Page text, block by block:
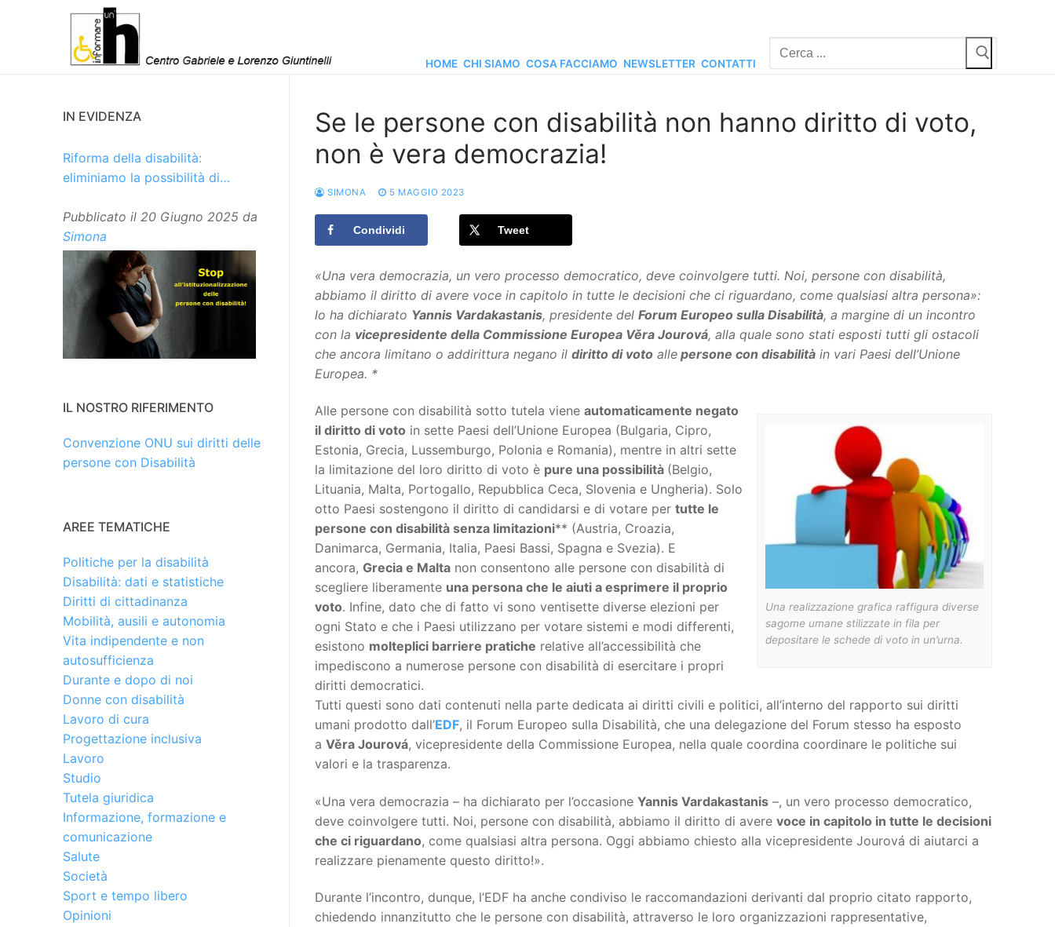
HOME CHI SIAMO COSA FACCIAMO NEWSLETTER CONTATTI
Cerca:
Se le persone con disabilità non hanno diritto di voto,
non è vera democrazia!
SIMONA 5 MAGGIO 2023
Condividi Tweet
«Una vera democrazia, un vero processo democratico, deve coinvolgere tutti. Noi, persone con disabilità,
abbiamo il diritto di avere voce in capitolo in tutte le decisioni che ci riguardano, come qualsiasi altra persona»:
lo ha dichiarato Yannis Vardakastanis, presidente del Forum Europeo sulla Disabilità, a margine di un incontro
con la vicepresidente della Commissione Europea Věra Jourová, alla quale sono stati esposti tutti gli ostacoli
che ancora limitano o addirittura negano il diritto di voto alle persone con disabilità in vari Paesi dell’Unione
Europea. *
Una realizzazione grafica raffigura diverse
sagome umane stilizzate in fila per
depositare le schede di voto in un’urna.
Alle persone con disabilità sotto tutela viene automaticamente negato
il diritto di voto in sette Paesi dell’Unione Europea (Bulgaria, Cipro,
Estonia, Grecia, Lussemburgo, Polonia e Romania), mentre in altri sette
la limitazione del loro diritto di voto è pure una possibilità (Belgio,
Lituania, Malta, Portogallo, Repubblica Ceca, Slovenia e Ungheria). Solo
otto Paesi sostengono il diritto di candidarsi e di votare per tutte le
persone con disabilità senza limitazioni** (Austria, Croazia,
Danimarca, Germania, Italia, Paesi Bassi, Spagna e Svezia). E
ancora, Grecia e Malta non consentono alle persone con disabilità di
scegliere liberamente una persona che le aiuti a esprimere il proprio
voto. Infine, dato che di fatto vi sono ventisette diverse elezioni per
ogni Stato e che i Paesi utilizzano per votare sistemi e modi differenti,
esistono molteplici barriere pratiche relative all’accessibilità che
impediscono a numerose persone con disabilità di esercitare i propri
diritti democratici.
Tutti questi sono dati contenuti nella parte dedicata ai diritti civili e politici, all’interno del rapporto sui diritti
umani prodotto dall’EDF, il Forum Europeo sulla Disabilità, che una delegazione del Forum stesso ha esposto
a Věra Jourová, vicepresidente della Commissione Europea, nella quale coordina coordinare le politiche sui
valori e la trasparenza.
«Una vera democrazia – ha dichiarato per l’occasione Yannis Vardakastanis –, un vero processo democratico,
deve coinvolgere tutti. Noi, persone con disabilità, abbiamo il diritto di avere voce in capitolo in tutte le decisioni
che ci riguardano, come qualsiasi altra persona. Oggi abbiamo chiesto alla vicepresidente Jourová di aiutarci a
realizzare pienamente questo diritto!».
Durante l’incontro, dunque, l’EDF ha anche condiviso le raccomandazioni derivanti dal proprio citato rapporto,
chiedendo innanzitutto che le persone con disabilità, attraverso le loro organizzazioni rappresentative,
IN EVIDENZA
Riforma della disabilità:
eliminiamo la possibilità di
Pubblicato il 20 Giugno 2025 da
Simona
IL NOSTRO RIFERIMENTO
Convenzione ONU sui diritti delle
persone con Disabilità
AREE TEMATICHE
Politiche per la disabilità
Disabilità: dati e statistiche
Diritti di cittadinanza
Mobilità, ausili e autonomia
Vita indipendente e non
autosufficienza
Durante e dopo di noi
Donne con disabilità
Lavoro di cura
Progettazione inclusiva
Lavoro
Studio
Tutela giuridica
Informazione, formazione e
comunicazione
Salute
Società
Sport e tempo libero
Opinioni